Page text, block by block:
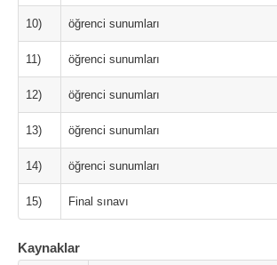
10) öğrenci sunumları
11) öğrenci sunumları
12) öğrenci sunumları
13) öğrenci sunumları
14) öğrenci sunumları
15) Final sınavı
Kaynaklar